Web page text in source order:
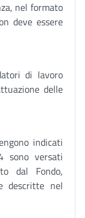
nel formato
deve essere
di lavoro
delle
indicati
sono versati
dal Fondo,
descritte nel